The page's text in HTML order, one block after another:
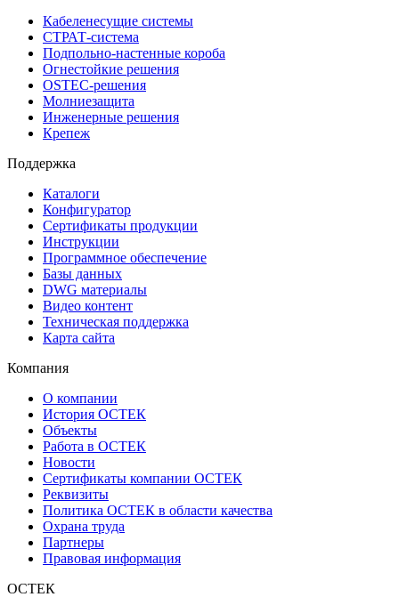
Кабеленесущие системы
СТРАТ-система
Подпольно-настенные короба
Огнестойкие решения
OSTEC-решения
Молниезащита
Инженерные решения
Крепеж
Поддержка
Каталоги
Конфигуратор
Сертификаты продукции
Инструкции
Программное обеспечение
Базы данных
DWG материалы
Видео контент
Техническая поддержка
Карта сайта
Компания
О компании
История ОСТЕК
Объекты
Работа в ОСТЕК
Новости
Сертификаты компании ОСТЕК
Реквизиты
Политика ОСТЕК в области качества
Охрана труда
Партнеры
Правовая информация
ОСТЕК